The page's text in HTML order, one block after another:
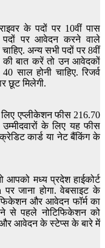
के पदों पर 10वीं पास
पर आवेदन करने वाले
अन्य सभी पदों पर 8वीं
की बात करें तो उन आवेदकों
होनी चाहिए. रिजर्व
छूट मिलेगी.
एप्लीकेशन फीस 216.70
के लिए यह फीस
कार्ड या नेट बैंकिंग के
मध्य प्रदेश हाईकोर्ट
जाना होगा. वेबसाइट के
और आवेदन फॉर्म का
से पहले नोटिफिकेशन को
आवेदन के स्टेप्स के बारे में